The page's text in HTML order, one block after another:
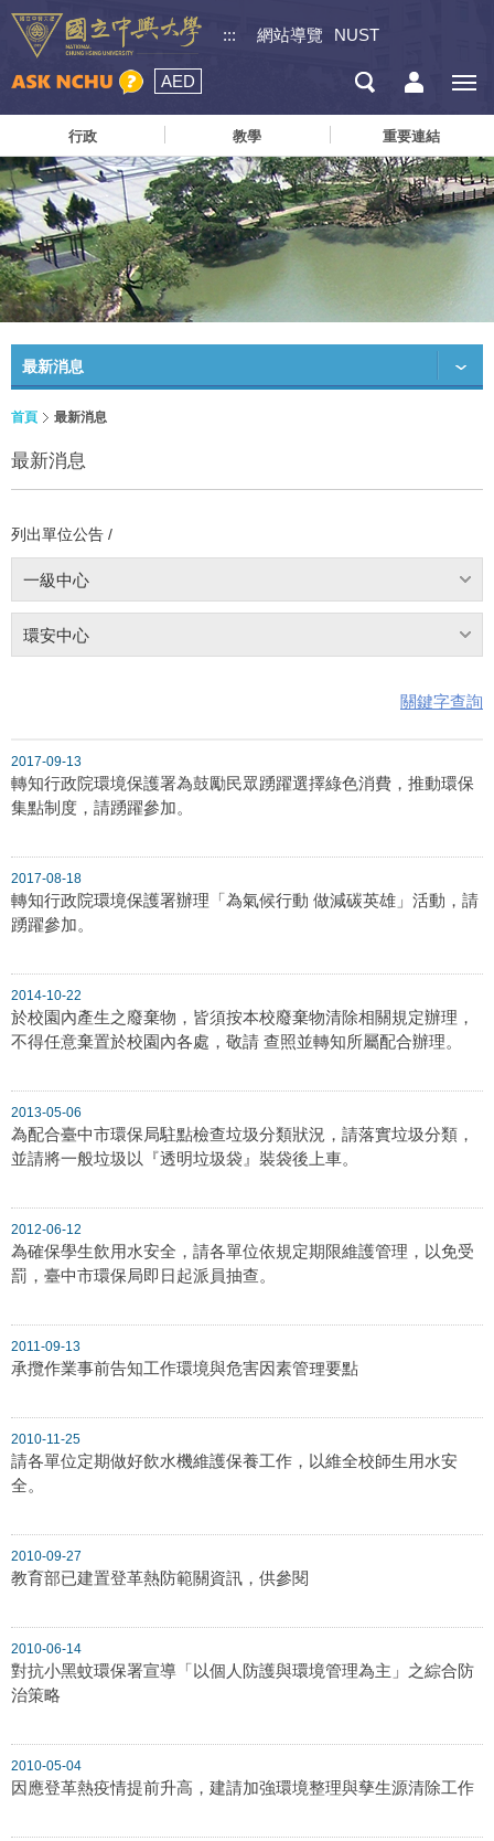
::: 網站導覽 NUST
AED
行政 教學 重要連結
最新消息
首頁 最新消息
最新消息
列出單位公告 /
一級中心
環安中心
關鍵字查詢
2017-09-13
轉知行政院環境保護署為鼓勵民眾踴躍選擇綠色消費，推動環保
集點制度，請踴躍參加。
2017-08-18
轉知行政院環境保護署辦理「為氣候行動 做減碳英雄」活動，請
踴躍參加。
2014-10-22
於校園內產生之廢棄物，皆須按本校廢棄物清除相關規定辦理，
不得任意棄置於校園內各處，敬請 查照並轉知所屬配合辦理。
2013-05-06
為配合臺中市環保局駐點檢查垃圾分類狀況，請落實垃圾分類，
並請將一般垃圾以『透明垃圾袋』裝袋後上車。
2012-06-12
為確保學生飲用水安全，請各單位依規定期限維護管理，以免受
罰，臺中市環保局即日起派員抽查。
2011-09-13
承攬作業事前告知工作環境與危害因素管理要點
2010-11-25
請各單位定期做好飲水機維護保養工作，以維全校師生用水安
全。
2010-09-27
教育部已建置登革熱防範關資訊，供參閱
2010-06-14
對抗小黑蚊環保署宣導「以個人防護與環境管理為主」之綜合防
治策略
2010-05-04
因應登革熱疫情提前升高，建請加強環境整理與孳生源清除工作